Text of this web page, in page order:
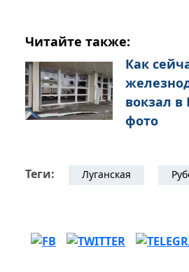
Читайте также:
Как
вокзал
фото
Теги: Луганская